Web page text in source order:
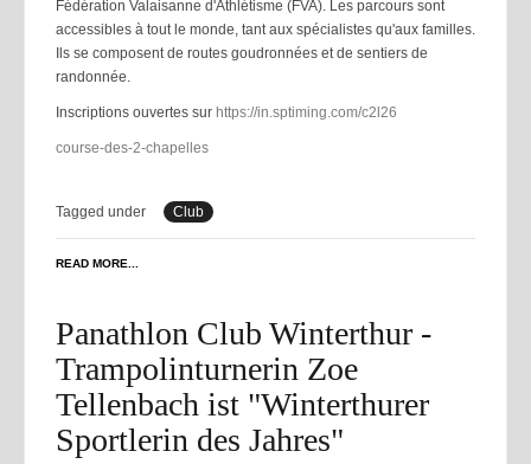
Fédération Valaisanne d'Athlétisme (FVA). Les parcours sont
accessibles à tout le monde, tant aux spécialistes qu'aux familles.
Ils se composent de routes goudronnées et de sentiers de
randonnée.
Inscriptions ouvertes sur https://in.sptiming.com/c2l26
course-des-2-chapelles
Tagged under Club
READ MORE...
Panathlon Club Winterthur -
Trampolinturnerin Zoe
Tellenbach ist "Winterthurer
Sportlerin des Jahres"